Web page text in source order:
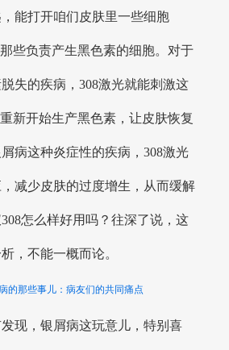
能打开咱们皮肤里一些细胞
些负责产生黑色素的细胞。对于
失的疾病，308激光就能刺激这
新开始生产黑色素，让皮肤恢复
病这种炎症性的疾病，308激光
减少皮肤的过度增生，从而缓解
怎么样好用吗？往深了说，这
，不能一概而论。
的那些事儿：病友们的共同痛点
现，银屑病这玩意儿，特别喜